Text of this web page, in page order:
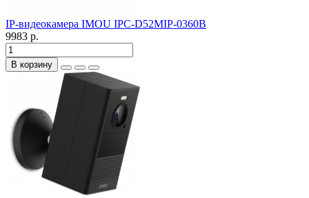
IP-видеокамера IMOU IPC-D52MIP-0360B
9983 р.
В корзину